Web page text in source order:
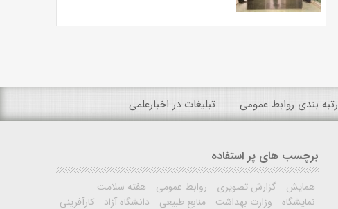
رتبه بندی روابط عمومی تبلیغات در اخبارعلمی
برچسب های پر استفاده
همایش گزارش تصویری روابط عمومی
هفته سلامت
نمایشگاه
وزارت بهداشت منابع طبیعی دانشگاه آزاد کارآفرینی